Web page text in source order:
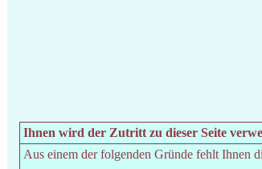
Ihnen wird der Zutritt zu dieser Seite
Aus einem der folgenden Gründe fehlt Ihnen